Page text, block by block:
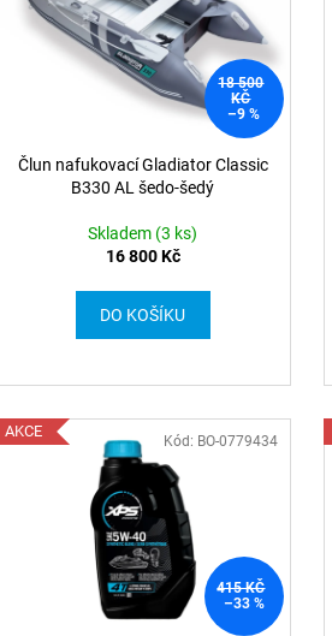
18 500
KČ
–9 %
Člun nafukovací Gladiator Classic
B330 AL šedo-šedý
Skladem (3 ks)
16 800 Kč
DO KOŠÍKU
AKCE
415 KČ
–33 %
Kód: BO-0779434